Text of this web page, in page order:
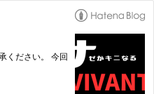
ください。 今回